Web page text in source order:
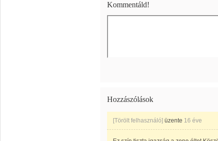
Kommentáld!
Hozzászólások
[Törölt felhasználó] üzente 16 éve